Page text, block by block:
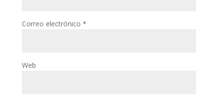
Correo electrónico *
Web